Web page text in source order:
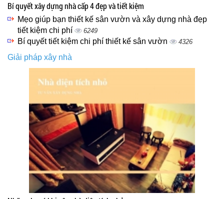
Bí quyết xây dựng nhà cấp 4 đẹp và tiết kiệm
Mẹo giúp bạn thiết kế sân vườn và xây dựng nhà đẹp
tiết kiệm chi phí
6249
Bí quyết tiết kiệm chi phí thiết kế sân vườn 4326
Giải pháp xây nhà